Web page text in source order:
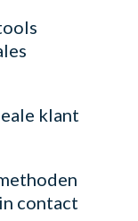
klant
contact